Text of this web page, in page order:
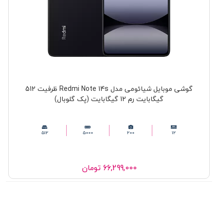
گوشی موبایل شیائومی مدل Redmi Note 14s ظرفیت 512
گیگابایت رم 12 گیگابایت (پک گلوبال)
12
200
5000
512
66,299,000تومان